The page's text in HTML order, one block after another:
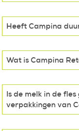
Heeft Campina
Wat is Campina
Is de melk in de
verpakkingen van